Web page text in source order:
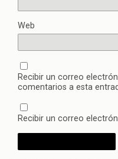
Web
Recibir un correo
comentarios a esta
Recibir un correo